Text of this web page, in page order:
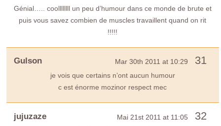
Génial….. coollllllll un peu d’humour dans ce monde de brute et
puis vous savez combien de muscles travaillent quand on rit
!!!!!
Gulson Mar 30th 2011 at 10:29 31
je vois que certains n’ont aucun humour
c est énorme mozinor respect mec
jujuzaze Mai 21st 2011 at 11:05 32